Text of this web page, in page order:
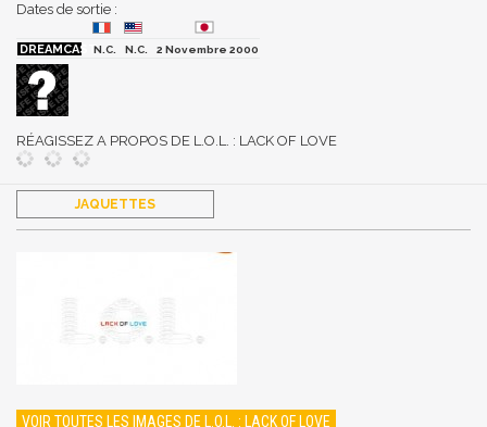
Dates de sortie :
N.C. N.C. 2 Novembre 2000
RÉAGISSEZ A PROPOS DE L.O.L. : LACK OF LOVE
JAQUETTES
VOIR TOUTES LES IMAGES DE L.O.L. : LACK OF LOVE